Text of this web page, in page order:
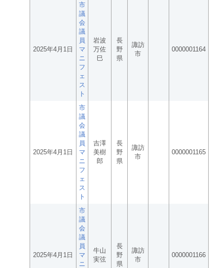
2025年4月1日
市
議
会
議
員
マ
ニ
フ
ェ
ス
ト
岩波
万佐
巳
長
野
県
諏訪
市
0000001164
2025年4月1日
市
議
会
議
員
マ
ニ
フ
ェ
ス
ト
吉澤
美樹
郎
長
野
県
諏訪
市
0000001165
2025年4月1日
市
議
会
議
員
マ
ニ
牛山
実弦
長
野
県
諏訪
市
0000001166